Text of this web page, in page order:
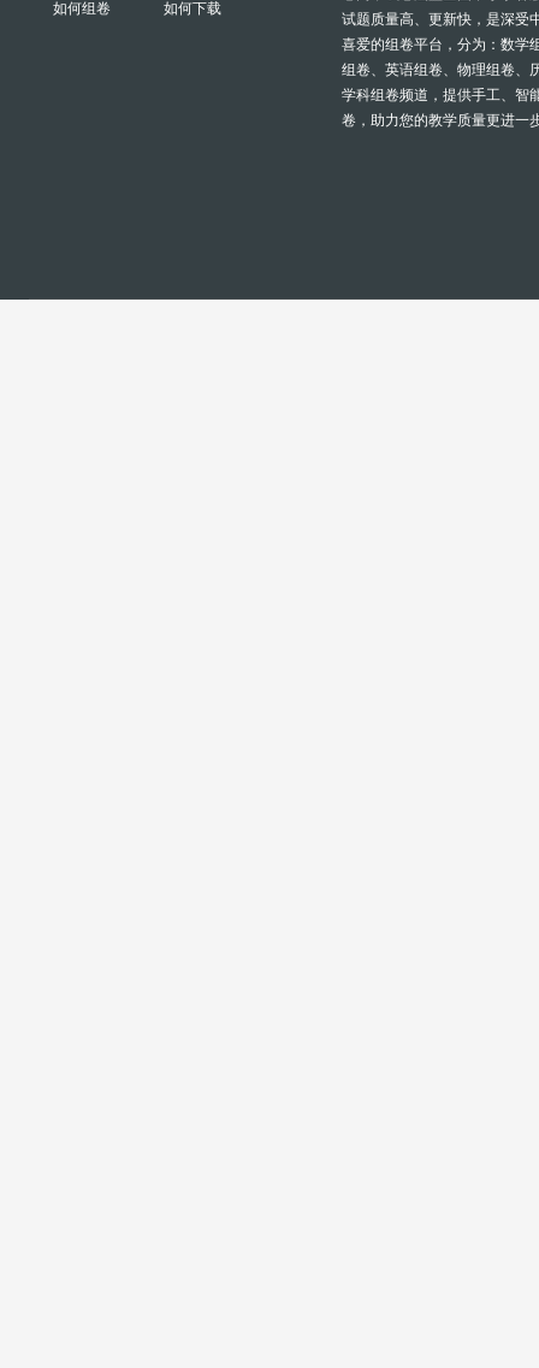
如何组卷 如何下载
试题质量高、更新快，是深受
喜爱的组卷平台，分为：数学
组卷、英语组卷、物理组卷、
学科组卷频道，提供手工、智
卷，助力您的教学质量更进一